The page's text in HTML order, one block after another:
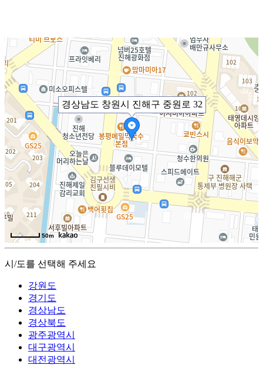
경상남도 창원시 진해구 중원로 32
50m
시/도를 선택해 주세요
강원도
경기도
경상남도
경상북도
광주광역시
대구광역시
대전광역시